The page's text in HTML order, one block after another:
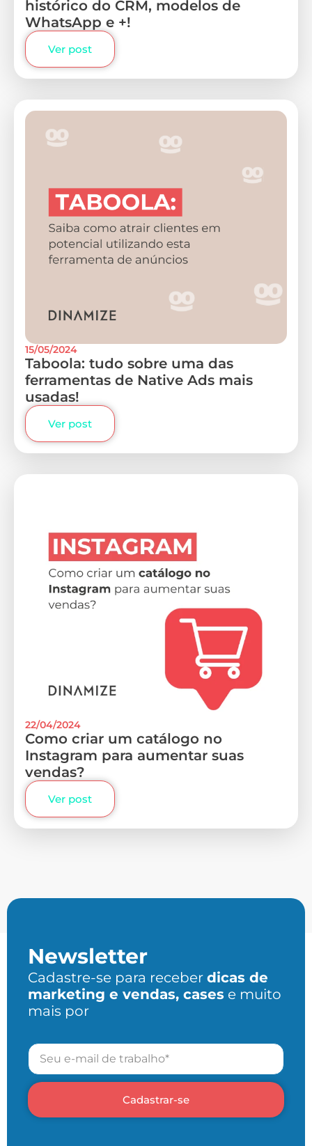
histórico do CRM, modelos de
WhatsApp e +!
Ver post
15/05/2024
Taboola: tudo sobre uma das
ferramentas de Native Ads mais
usadas!
Ver post
22/04/2024
Como criar um catálogo no
Instagram para aumentar suas
vendas?
Ver post
Newsletter
Cadastre-se para receber dicas de
marketing e vendas, cases e muito
mais por
Cadastrar-se